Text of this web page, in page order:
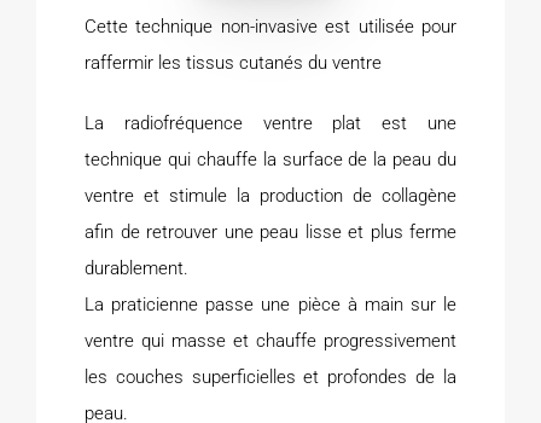
Cette technique non-invasive est utilisée pour
raffermir les tissus cutanés du ventre
La radiofréquence ventre plat est une
technique qui chauffe la surface de la peau du
ventre et stimule la production de collagène
afin de retrouver une peau lisse et plus ferme
durablement.
La praticienne passe une pièce à main sur le
ventre qui masse et chauffe progressivement
les couches superficielles et profondes de la
peau.